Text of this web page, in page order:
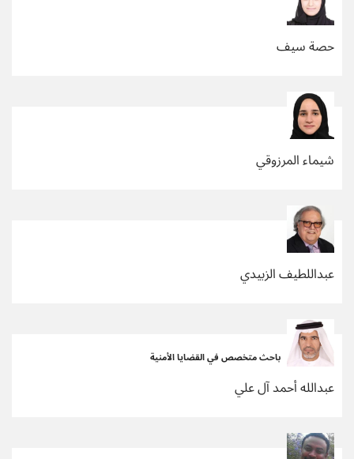
حصة سيف
شيماء المرزوقي
عبداللطيف الزبيدي
باحث متخصص في القضايا الأمنية
عبدالله أحمد آل علي